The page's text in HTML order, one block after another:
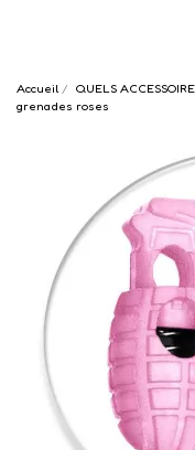
Accueil QUELS
grenades roses